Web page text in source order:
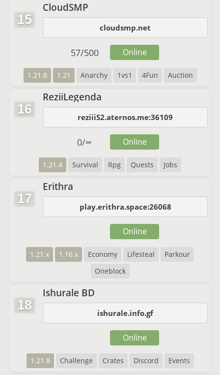
15
CloudSMP
cloudsmp.net
1.21.8 1.21 Anarchy 1vs1 4Fun Auction
57/500 Online
16
ReziiLegenda
reziiiS2.aternos.me:36109
1.21.4 Survival Rpg Quests Jobs
0/∞ Online
17
Erithra
play.erithra.space:26068
1.21.x 1.16.x Economy Lifesteal
Parkour
Oneblock
Online
18
Ishurale BD
ishurale.info.gf
1.21.8 Challenge Crates Discord Events
Online